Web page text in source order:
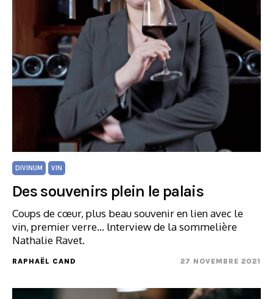
DIVINUM VIN
Des souvenirs plein le palais
Coups de cœur, plus beau souvenir en lien avec le
vin, premier verre... lnterview de la sommelière
Nathalie Ravet.
RAPHAËL CAND 27 NOVEMBRE 2021